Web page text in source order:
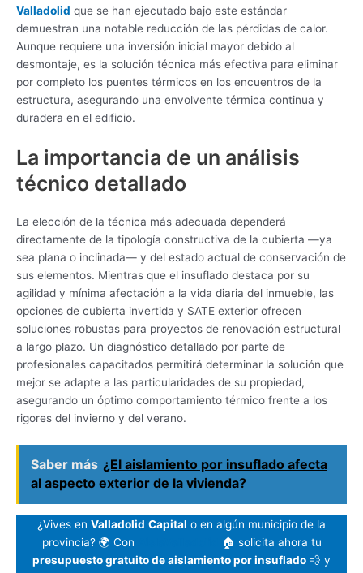
Valladolid que se han ejecutado bajo este estándar
demuestran una notable reducción de las pérdidas de calor.
Aunque requiere una inversión inicial mayor debido al
desmontaje, es la solución técnica más efectiva para eliminar
por completo los puentes térmicos en los encuentros de la
estructura, asegurando una envolvente térmica continua y
duradera en el edificio.
La importancia de un análisis
técnico detallado
La elección de la técnica más adecuada dependerá
directamente de la tipología constructiva de la cubierta —ya
sea plana o inclinada— y del estado actual de conservación de
sus elementos. Mientras que el insuflado destaca por su
agilidad y mínima afectación a la vida diaria del inmueble, las
opciones de cubierta invertida y SATE exterior ofrecen
soluciones robustas para proyectos de renovación estructural
a largo plazo. Un diagnóstico detallado por parte de
profesionales capacitados permitirá determinar la solución que
mejor se adapte a las particularidades de su propiedad,
asegurando un óptimo comportamiento térmico frente a los
rigores del invierno y del verano.
Saber más ¿El aislamiento por insuflado afecta
al aspecto exterior de la vivienda?
¿Vives en Valladolid Capital o en algún municipio de la
provincia? 🌍 Con
🏠 solicita ahora tu
presupuesto gratuito de aislamiento por insuflado 💨 y